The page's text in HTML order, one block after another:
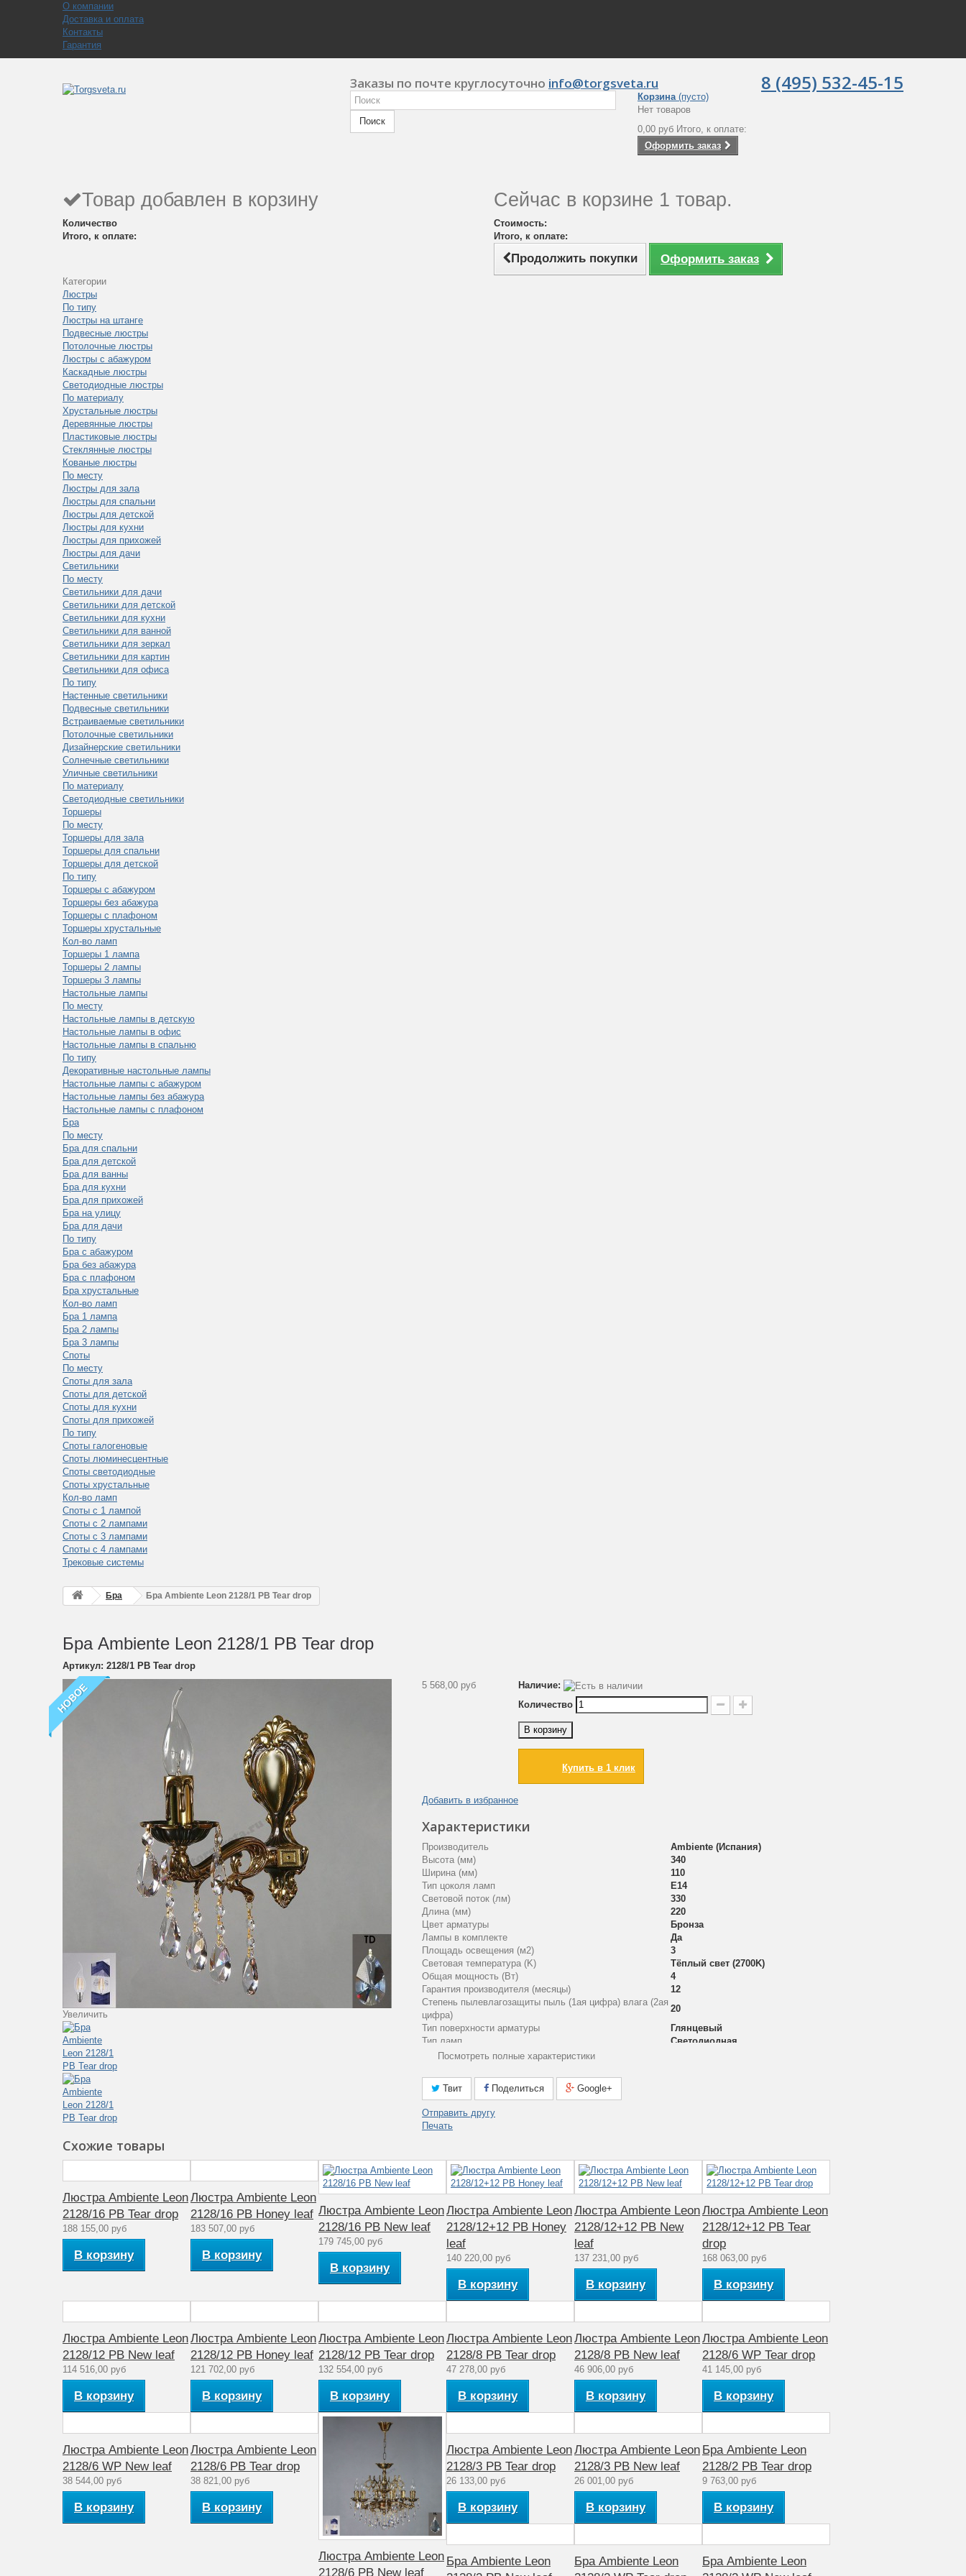
О компании
Доставка и оплата
Контакты
Гарантия
Заказы по почте круглосуточно info@torgsveta.ru 8 (495) 532-45-15
Поиск
Корзина (пусто)
Нет товаров
0,00 руб Итого, к оплате:
Оформить заказ
Товар добавлен в корзину
Количество
Итого, к оплате:
Сейчас в корзине 1 товар.
Стоимость:
Итого, к оплате:
Продолжить покупки Оформить заказ
Категории
Люстры
По типу
Люстры на штанге
Подвесные люстры
Потолочные люстры
Люстры с абажуром
Каскадные люстры
Светодиодные люстры
По материалу
Хрустальные люстры
Деревянные люстры
Пластиковые люстры
Стеклянные люстры
Кованые люстры
По месту
Люстры для зала
Люстры для спальни
Люстры для детской
Люстры для кухни
Люстры для прихожей
Люстры для дачи
Светильники
По месту
Светильники для дачи
Светильники для детской
Светильники для кухни
Светильники для ванной
Светильники для зеркал
Светильники для картин
Светильники для офиса
По типу
Настенные светильники
Подвесные светильники
Встраиваемые светильники
Потолочные светильники
Дизайнерские светильники
Солнечные светильники
Уличные светильники
По материалу
Светодиодные светильники
Торшеры
По месту
Торшеры для зала
Торшеры для спальни
Торшеры для детской
По типу
Торшеры с абажуром
Торшеры без абажура
Торшеры с плафоном
Торшеры хрустальные
Кол-во ламп
Торшеры 1 лампа
Торшеры 2 лампы
Торшеры 3 лампы
Настольные лампы
По месту
Настольные лампы в детскую
Настольные лампы в офис
Настольные лампы в спальню
По типу
Декоративные настольные лампы
Настольные лампы с абажуром
Настольные лампы без абажура
Настольные лампы с плафоном
Бра
По месту
Бра для спальни
Бра для детской
Бра для ванны
Бра для кухни
Бра для прихожей
Бра на улицу
Бра для дачи
По типу
Бра с абажуром
Бра без абажура
Бра с плафоном
Бра хрустальные
Кол-во ламп
Бра 1 лампа
Бра 2 лампы
Бра 3 лампы
Споты
По месту
Споты для зала
Споты для детской
Споты для кухни
Споты для прихожей
По типу
Споты галогеновые
Споты люминесцентные
Споты светодиодные
Споты хрустальные
Кол-во ламп
Споты с 1 лампой
Споты с 2 лампами
Споты с 3 лампами
Споты с 4 лампами
Трековые системы
Бра Бра Ambiente Leon 2128/1 PB Tear drop
Бра Ambiente Leon 2128/1 PB Tear drop
Артикул: 2128/1 PB Tear drop
НОВОЕ
Увеличить
5 568,00 руб
Добавить в избранное
Наличие:
Количество
В корзину
Купить в 1 клик
Характеристики
Производитель
Ambiente (Испания)
Высота (мм)
340
Ширина (мм)
110
Тип цоколя ламп
E14
Световой поток (лм)
330
Длина (мм)
220
Цвет арматуры
Бронза
Лампы в комплекте
Да
Площадь освещения (м2)
3
Световая температура (K)
Тёплый свет (2700K)
Общая мощность (Вт)
4
Гарантия производителя (месяцы)
12
Степень пылевлагозащиты пыль (1ая цифра) влага (2ая
цифра)
20
Тип поверхности арматуры
Глянцевый
Тип ламп
Светодиодная
Мощность лампы (Вт)
Материал арматуры
Количество ламп
Аналог лампе накаливания (Вт)
Рабочее напряжение (V)
Диапазон рабочих температур
Комнатная температура
Материал плафона
Хрусталь Asfour
Коллекция
Leon
Для спальни, гостиной, зала,
кабинета
Посмотреть полные характеристики
Твит Поделиться Google+
Отправить другу
Печать
Схожие товары
Люстра Ambiente Leon
2128/16 PB Tear drop
188 155,00 руб
В корзину
Люстра Ambiente Leon
2128/16 PB Honey leaf
183 507,00 руб
В корзину
Люстра Ambiente Leon
2128/16 PB New leaf
179 745,00 руб
В корзину
Люстра Ambiente Leon
2128/12+12 PB Honey
leaf
140 220,00 руб
В корзину
Люстра Ambiente Leon
2128/12+12 PB New
leaf
137 231,00 руб
В корзину
Люстра Ambiente Leon
2128/12+12 PB Tear
drop
168 063,00 руб
В корзину
Люстра Ambiente Leon
2128/12 PB New leaf
114 516,00 руб
В корзину
Люстра Ambiente Leon
2128/12 PB Honey leaf
121 702,00 руб
В корзину
Люстра Ambiente Leon
2128/12 PB Tear drop
132 554,00 руб
В корзину
Люстра Ambiente Leon
2128/8 PB Tear drop
47 278,00 руб
В корзину
Люстра Ambiente Leon
2128/8 PB New leaf
46 906,00 руб
В корзину
Люстра Ambiente Leon
2128/6 WP Tear drop
41 145,00 руб
В корзину
Люстра Ambiente Leon
2128/6 WP New leaf
38 544,00 руб
В корзину
Люстра Ambiente Leon
2128/6 PB Tear drop
38 821,00 руб
В корзину
Люстра Ambiente Leon
2128/6 PB New leaf
Люстра Ambiente Leon
2128/3 PB Tear drop
26 133,00 руб
В корзину
Люстра Ambiente Leon
2128/3 PB New leaf
26 001,00 руб
В корзину
Бра Ambiente Leon
2128/2 PB Tear drop
9 763,00 руб
В корзину
Бра Ambiente Leon
Бра Ambiente Leon
Бра Ambiente Leon